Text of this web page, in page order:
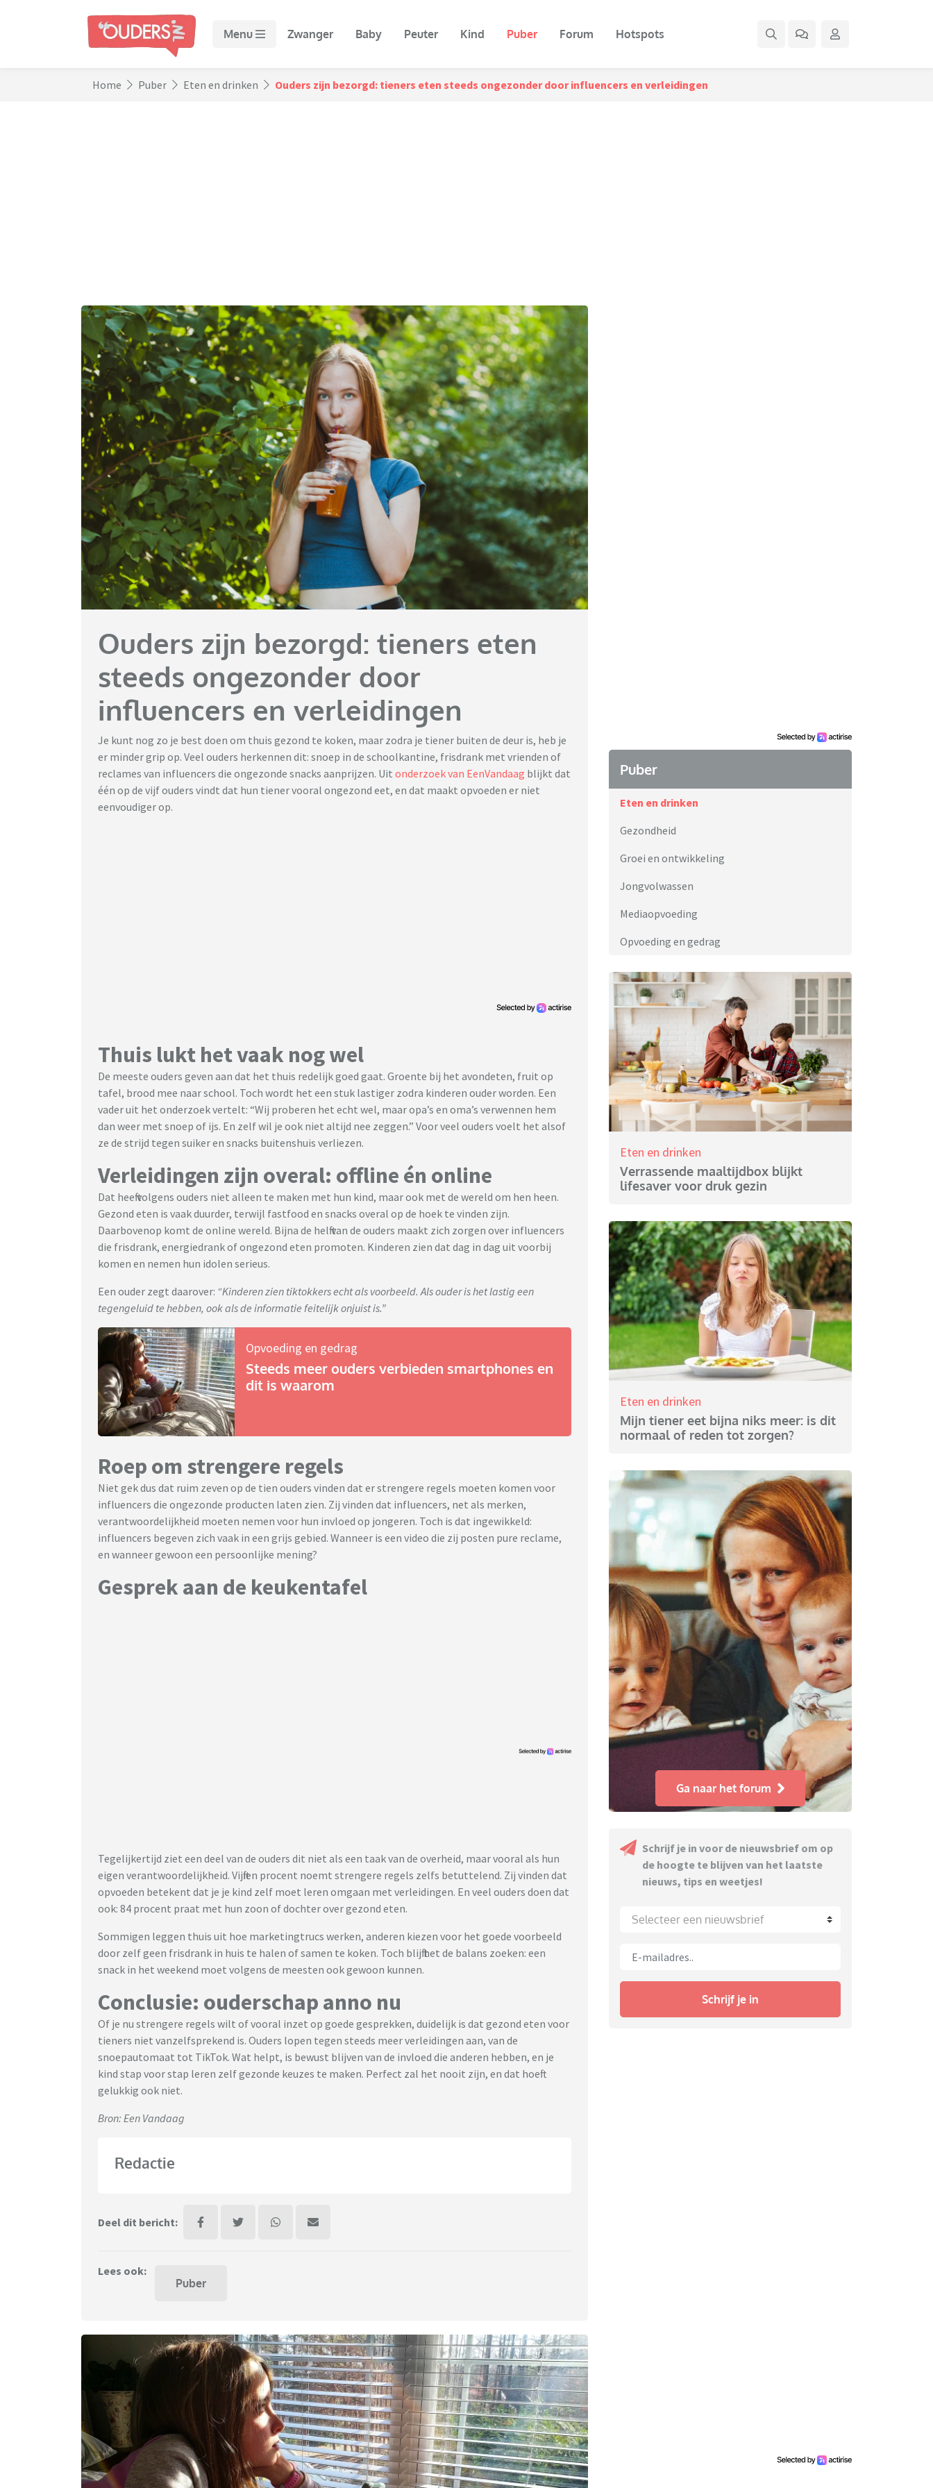
Menu Zwanger Baby Peuter Kind Puber Forum Hotspots
Home Puber Eten en drinken Ouders zijn bezorgd: tieners eten steeds ongezonder door influencers en verleidingen
Ouders zijn bezorgd: tieners eten
steeds ongezonder door
influencers en verleidingen
Je kunt nog zo je best doen om thuis gezond te koken, maar zodra je tiener buiten de deur is, heb je
er minder grip op. Veel ouders herkennen dit: snoep in de schoolkantine, frisdrank met vrienden of
reclames van influencers die ongezonde snacks aanprijzen. Uit onderzoek van EenVandaag blijkt dat
één op de vijf ouders vindt dat hun tiener vooral ongezond eet, en dat maakt opvoeden er niet
eenvoudiger op.
Thuis lukt het vaak nog wel
De meeste ouders geven aan dat het thuis redelijk goed gaat. Groente bij het avondeten, fruit op
tafel, brood mee naar school. Toch wordt het een stuk lastiger zodra kinderen ouder worden. Een
vader uit het onderzoek vertelt: “Wij proberen het echt wel, maar opa’s en oma’s verwennen hem
dan weer met snoep of ijs. En zelf wil je ook niet altijd nee zeggen.” Voor veel ouders voelt het alsof
ze de strijd tegen suiker en snacks buitenshuis verliezen.
Verleidingen zijn overal: offline én online
Dat heeft volgens ouders niet alleen te maken met hun kind, maar ook met de wereld om hen heen.
Gezond eten is vaak duurder, terwijl fastfood en snacks overal op de hoek te vinden zijn.
Daarbovenop komt de online wereld. Bijna de helft van de ouders maakt zich zorgen over influencers
die frisdrank, energiedrank of ongezond eten promoten. Kinderen zien dat dag in dag uit voorbij
komen en nemen hun idolen serieus.
Een ouder zegt daarover: “Kinderen zien tiktokkers echt als voorbeeld. Als ouder is het lastig een
tegengeluid te hebben, ook als de informatie feitelijk onjuist is.”
Opvoeding en gedrag
Steeds meer ouders verbieden smartphones en
dit is waarom
Roep om strengere regels
Niet gek dus dat ruim zeven op de tien ouders vinden dat er strengere regels moeten komen voor
influencers die ongezonde producten laten zien. Zij vinden dat influencers, net als merken,
verantwoordelijkheid moeten nemen voor hun invloed op jongeren. Toch is dat ingewikkeld:
influencers begeven zich vaak in een grijs gebied. Wanneer is een video die zij posten pure reclame,
en wanneer gewoon een persoonlijke mening?
Gesprek aan de keukentafel
Tegelijkertijd ziet een deel van de ouders dit niet als een taak van de overheid, maar vooral als hun
eigen verantwoordelijkheid. Vijftien procent noemt strengere regels zelfs betuttelend. Zij vinden dat
opvoeden betekent dat je je kind zelf moet leren omgaan met verleidingen. En veel ouders doen dat
ook: 84 procent praat met hun zoon of dochter over gezond eten.
Sommigen leggen thuis uit hoe marketingtrucs werken, anderen kiezen voor het goede voorbeeld
door zelf geen frisdrank in huis te halen of samen te koken. Toch blijft het de balans zoeken: een
snack in het weekend moet volgens de meesten ook gewoon kunnen.
Conclusie: ouderschap anno nu
Of je nu strengere regels wilt of vooral inzet op goede gesprekken, duidelijk is dat gezond eten voor
tieners niet vanzelfsprekend is. Ouders lopen tegen steeds meer verleidingen aan, van de
snoepautomaat tot TikTok. Wat helpt, is bewust blijven van de invloed die anderen hebben, en je
kind stap voor stap leren zelf gezonde keuzes te maken. Perfect zal het nooit zijn, en dat hoeft
gelukkig ook niet.
Bron: Een Vandaag
Redactie
Deel dit bericht:
Lees ook:
Puber
Puber
Eten en drinken
Gezondheid
Groei en ontwikkeling
Jongvolwassen
Mediaopvoeding
Opvoeding en gedrag
Eten en drinken
Verrassende maaltijdbox blijkt
lifesaver voor druk gezin
Eten en drinken
Mijn tiener eet bijna niks meer: is dit
normaal of reden tot zorgen?
Ga naar het forum
Schrijf je in voor de nieuwsbrief om op
de hoogte te blijven van het laatste
nieuws, tips en weetjes!
Selecteer een nieuwsbrief
Schrijf je in